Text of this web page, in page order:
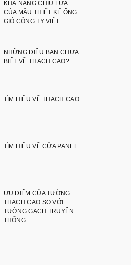
KHẢ NĂNG CHỊU LỬA
CỦA MẪU THIẾT KẾ ỐNG
GIÓ CÔNG TY VIỆT
NHỮNG ĐIỀU BẠN CHƯA
BIẾT VỀ THẠCH CAO?
TÌM HIỂU VỀ THẠCH CAO
TÌM HIỂU VỀ CỬA PANEL
ƯU ĐIỂM CỦA TƯỜNG
THẠCH CAO SO VỚI
TƯỜNG GẠCH TRUYỀN
THỐNG